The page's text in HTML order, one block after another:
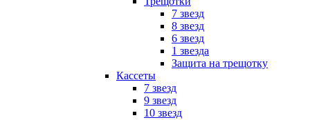
7 звезд
8 звезд
6 звезд
1 звезда
Защита на трещотку
Кассеты
7 звезд
9 звезд
10 звезд